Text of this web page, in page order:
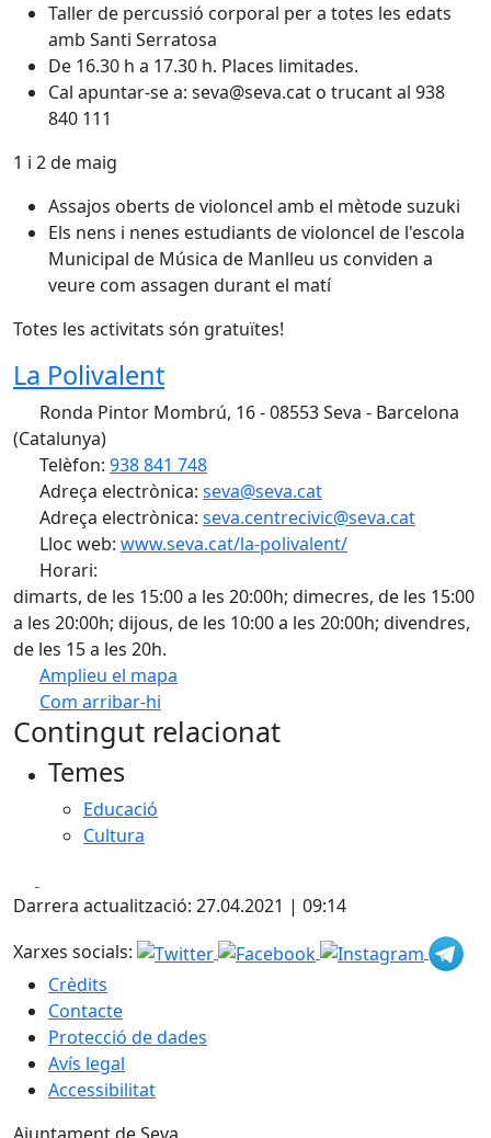
Taller de percussió corporal per a totes les edats
amb Santi Serratosa
De 16.30 h a 17.30 h. Places limitades.
Cal apuntar-se a: seva@seva.cat o trucant al 938
840 111
1 i 2 de maig
Assajos oberts de violoncel amb el mètode suzuki
Els nens i nenes estudiants de violoncel de l'escola
Municipal de Música de Manlleu us conviden a
veure com assagen durant el matí
Totes les activitats són gratuïtes!
La Polivalent
Ronda Pintor Mombrú, 16 - 08553 Seva - Barcelona
(Catalunya)
Telèfon: 938 841 748
Adreça electrònica: seva@seva.cat
Adreça electrònica: seva.centrecivic@seva.cat
Lloc web: www.seva.cat/la-polivalent/
Horari:
dimarts, de les 15:00 a les 20:00h; dimecres, de les 15:00
a les 20:00h; dijous, de les 10:00 a les 20:00h; divendres,
de les 15 a les 20h.
Amplieu el mapa
Com arribar-hi
+
Contingut relacionat
Temes
Educació
Cultura
Darrera actualització: 27.04.2021 | 09:14
Xarxes socials:
Crèdits
Contacte
Protecció de dades
Avís legal
Accessibilitat